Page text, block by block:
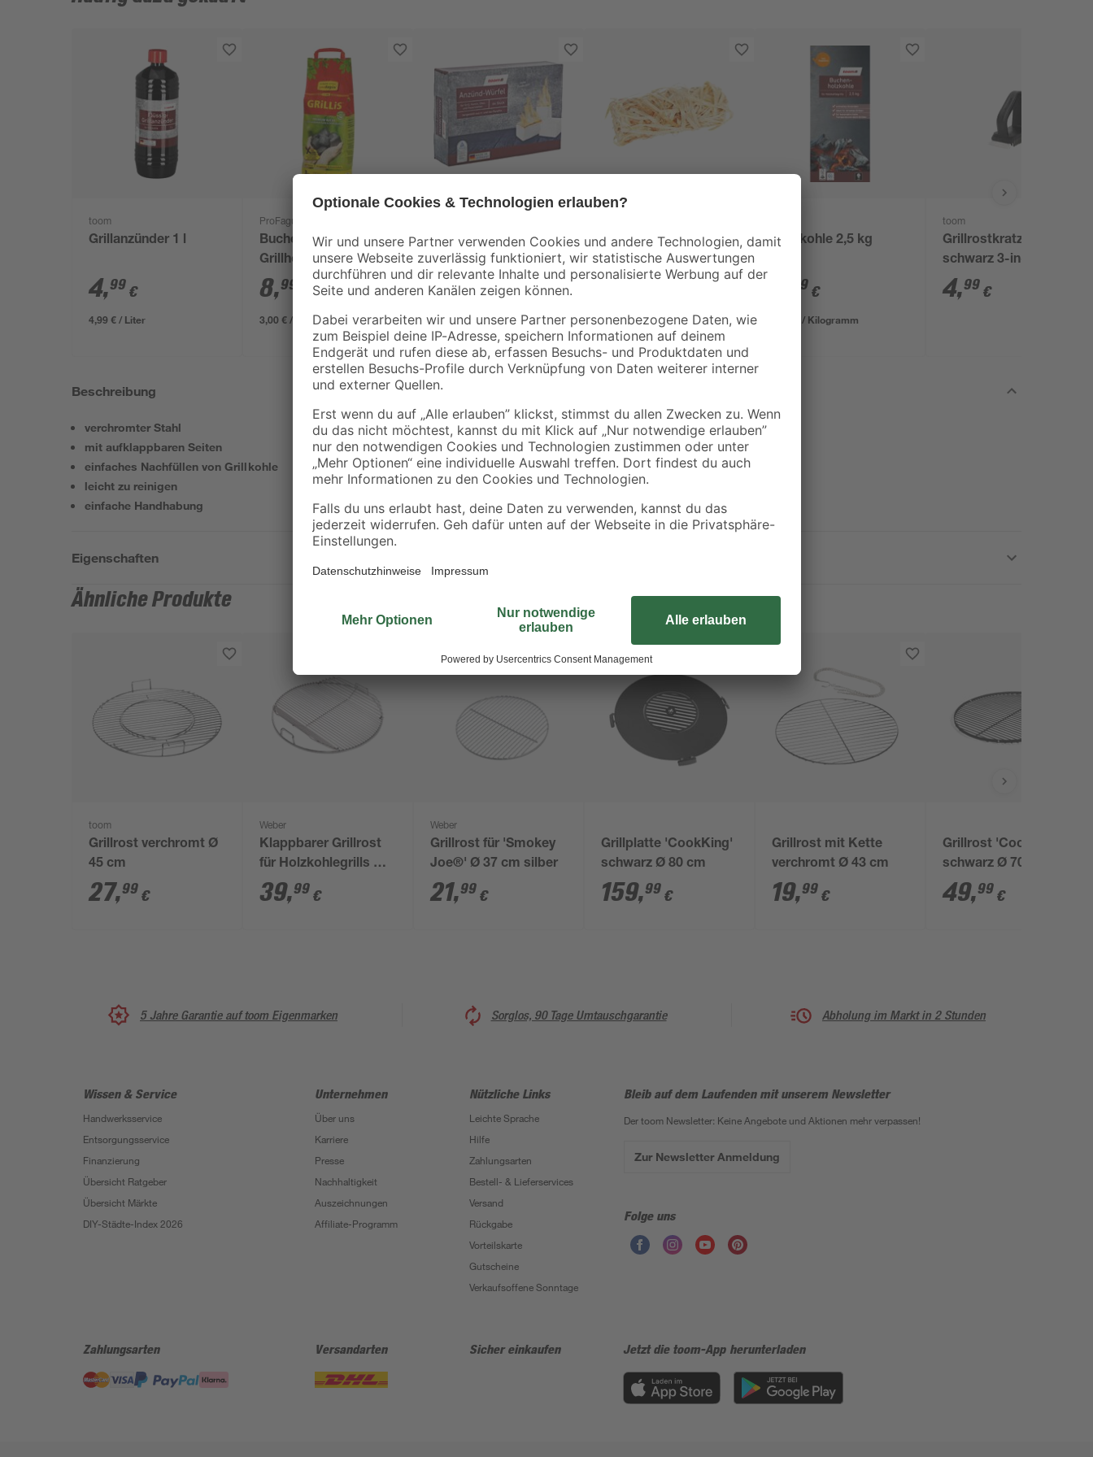
toom
Grillanzünder 1 l
4,99 €
4,99 € / Liter
ProFagus
Buchen-
Grillholzkohlebriketts
'Grillis' 3 kg
8,99
3,00 € / Kilogramm
Anzündwürfel 64
Stück
3,99€
Grillanzünder
Holzwolle 32 Stück
6, 29
Holzkohle 2,5 kg
99 €
2,40 € / Kilogramm
toom
Grillrostkratzer
schwarz 3-in-1
4,99 €
Beschreibung
verchromter Stahl
mit aufklappbaren Seiten
einfaches Nachfüllen von Grillkohle
leicht zu reinigen
einfache Handhabung
Eigenschaften
Ähnliche Produkte
toom
Grillrost verchromt Ø
45 cm
27,99 €
Weber
Klappbarer Grillrost
für Holzkohlegrills Ø
47 cm beschichteter
Stahl
39,99 €
Weber
Grillrost für 'Smokey
Joe®' Ø 37 cm silber
21,99 €
Grillplatte 'CookKing'
schwarz Ø 80 cm
159,99 €
Grillrost mit Kette
verchromt Ø 43 cm
19,99 €
Grillrost 'CookKing'
schwarz Ø 70 cm
49,99 €
5 Jahre Garantie auf toom Eigenmarken Sorglos, 90 Tage Umtauschgarantie Abholung im Markt in 2 Stunden
Wissen & Service
Handwerksservice
Entsorgungsservice
Finanzierung
Übersicht Ratgeber
Übersicht Märkte
DIY-Städte-Index 2026
Unternehmen
Über uns
Karriere
Presse
Nachhaltigkeit
Auszeichnungen
Affiliate-Programm
Nützliche Links
Leichte Sprache
Hilfe
Zahlungsarten
Bestell- & Lieferservices
Versand
Rückgabe
Vorteilskarte
Gutscheine
Verkaufsoffene Sonntage
Bleib auf dem Laufenden mit unserem Newsletter
Der toom Newsletter: Keine Angebote und Aktionen mehr verpassen!
Zur Newsletter Anmeldung
Folge uns
Zahlungsarten Versandarten Sicher einkaufen Jetzt die toom-App herunterladen